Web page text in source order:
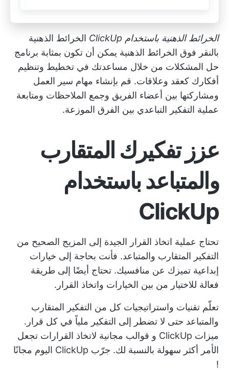
الخرائط الذهنية باستخدام ClickUp
الخرائط الذهنية
بالنقر فوق الخرائط الذهنية يمكن أن تكون بمثابة برنامج
حل المشكلات من خلال مساعدتك في تخطيط وتنظيم
أفكارك كعقد وعلاقات. قم بإنشاء مهام سير العمل
ومشاركتها بين أعضاء الفريق وجمع الملاحظات ومتابعة
عملية التفكير التباعدي بين الفرق الموزعة.
عزز تفكيرك المتقارب
والمتباعد باستخدام
ClickUp
تحتاج عملية اتخاذ القرار الجيدة إلى المزيج الصحيح من
التفكير المتقارب والمتباعد. فأنت بحاجة إلى خيارات
إبداعية تميزك عن منافسيك. تحتاج أيضًا إلى طريقة
فعالة للاختيار من بين الخيارات واتخاذ القرار.
تعلّم تقنيات واستراتيجيات كل من التفكير المتقارب
والمتباعد حتى لا تضطر إلى التفكير ملياً في كل قرار.
ميزات ClickUp و
قوالب مجانية لاتخاذ القرارات تجعل
الأمر أكثر سهولة بالنسبة لك. جرّب ClickUp اليوم مجانًا
!